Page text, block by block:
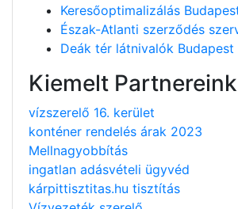
Keresőoptimalizálás
Észak-Atlanti szerződés
Deák tér látnivalók Budapest
Kiemelt
vízszerelő 16. kerület
konténer rendelés árak 2023
Mellnagyobbítás
ingatlan adásvételi ügyvéd
kárpittisztitas.hu tisztítás